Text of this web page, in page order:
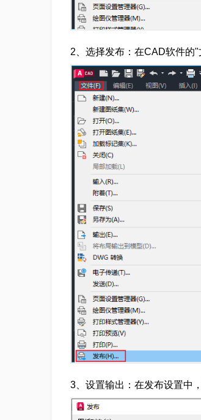
2、选择发布：在CAD软件的"
3、设置输出：在发布设置中